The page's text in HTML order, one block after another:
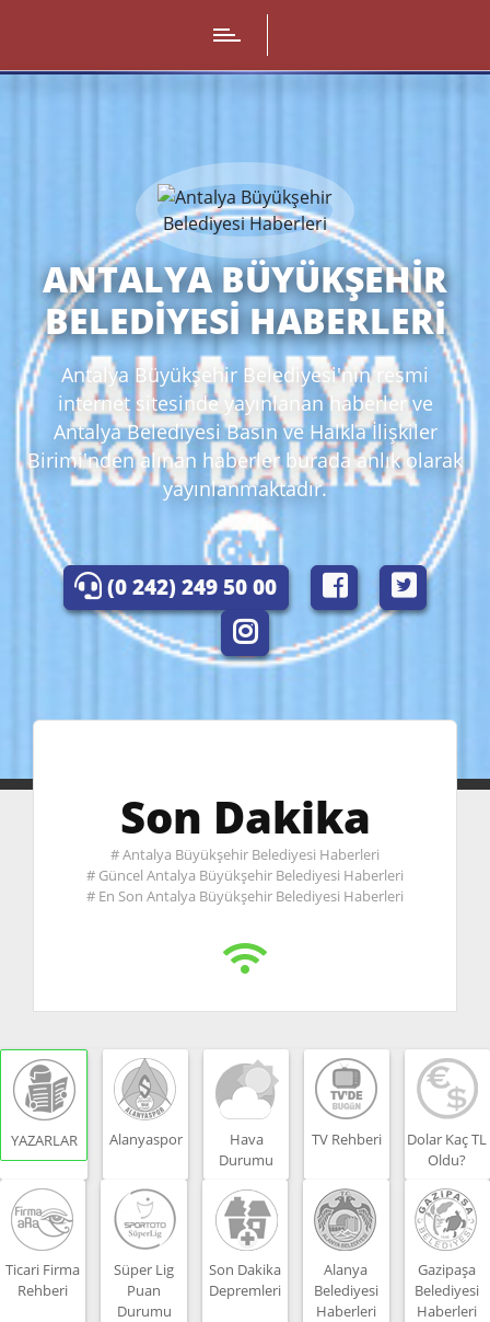
ANTALYA BÜYÜKŞEHIR
BELEDIYESI HABERLERI
Antalya Büyükşehir Belediyesi'nin resmi
internet sitesinde yayınlanan haberler ve
Antalya Belediyesi Basın ve Halkla İlişkiler
Birimi'nden alınan haberler burada anlık olarak
yayınlanmaktadır.
(0 242) 249 50 00
Son Dakika
Antalya Büyükşehir Belediyesi Haberleri
Güncel Antalya Büyükşehir Belediyesi Haberleri
En Son Antalya Büyükşehir Belediyesi Haberleri
YAZARLAR Alanyaspor
Hava
Durumu
TV Rehberi
Dolar Kaç TL
Oldu?
Ticari Firma
Rehberi
Süper Lig
Puan
Durumu
Son Dakika
Depremleri
Alanya
Belediyesi
Haberleri
Gazipaşa
Belediyesi
Haberleri